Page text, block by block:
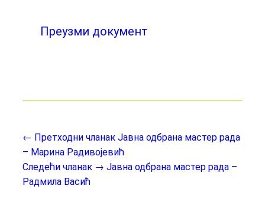
Преузми документ
← Претходни чланак Јавна одбрана мастер рада
– Марина Радивојевић
Следећи чланак → Јавна одбрана мастер рада –
Радмила Васић